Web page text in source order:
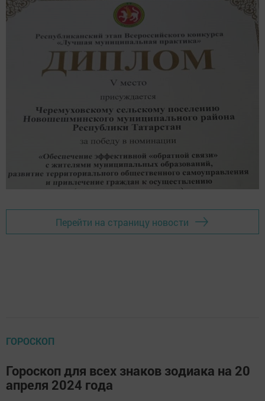
Перейти на страницу новости
ГОРОСКОП
Гороскоп для всех знаков зодиака на 20
апреля 2024 года